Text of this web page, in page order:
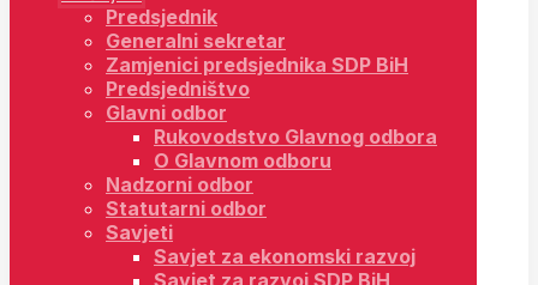
Predsjednik
Generalni sekretar
Zamjenici predsjednika SDP BiH
Predsjedništvo
Glavni odbor
Rukovodstvo Glavnog odbora
O Glavnom odboru
Nadzorni odbor
Statutarni odbor
Savjeti
Savjet za ekonomski razvoj
Savjet za razvoj SDP BiH